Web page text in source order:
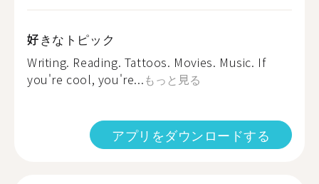
好きなトピック
Writing. Reading. Tattoos. Movies. Music. If
you're cool, you're...もっと見る
アプリをダウンロードする